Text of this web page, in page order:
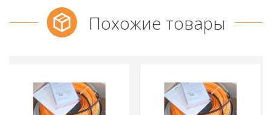
Похожие товары